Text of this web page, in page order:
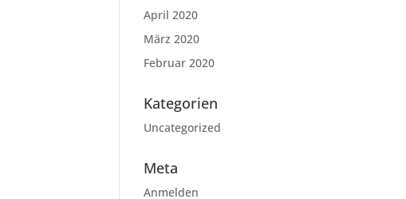
April 2020
März 2020
Februar 2020
Kategorien
Uncategorized
Meta
Anmelden